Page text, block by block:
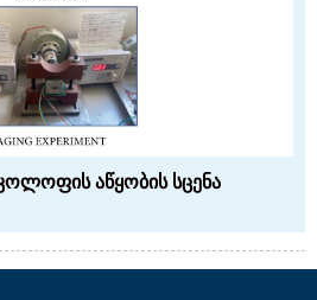
აწყობის სცენა